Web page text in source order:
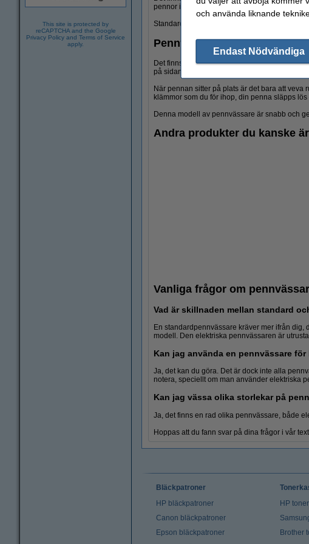
This site is protected by
reCAPTCHA and the Google
Privacy Policy and Terms of Service
apply.
pennor i många olika storlekar.
Standard hålet på en pennvässare mäter en
Pennvässare med vev
Det finns även pennvässare med vev, som är
på sidan för att vässa pennor. Pennvässare
När pennan sitter på plats är det bara att veva
klämmor som du för ihop, din penna släpps
Denna modell av pennvässare är snabb och
Andra produkter du kanske
Vanliga frågor om
Vad är skillnaden mellan standard
En standardpennvässare kräver mer ifrån
modell. Den elektriska pennvässaren är
Kan jag använda en pennvässare
Ja, det kan du göra. Det är dock inte alla
notera, speciellt om man använder elektriska
Kan jag vässa olika storlekar på
Ja, det finns en rad olika pennvässare, både
Hoppas att du fann svar på dina frågor i vår
Bläckpatroner
HP bläckpatroner
Canon bläckpatroner
Epson bläckpatroner
HP
Brother
och använda liknande
Endast Nödvändiga